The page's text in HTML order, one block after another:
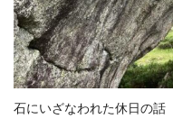
石にいざなわれた休日の話